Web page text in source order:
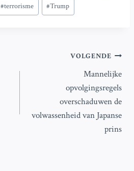
#terrorisme #Trump
VOLGENDE
Mannelijke
opvolgingsregels
overschaduwen de
volwassenheid van Japanse
prins